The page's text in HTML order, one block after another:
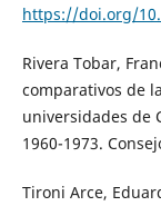
https://doi.org/
Rivera Tobar,
comparativos de
universidades de
1960-1973.
Tironi Arce,